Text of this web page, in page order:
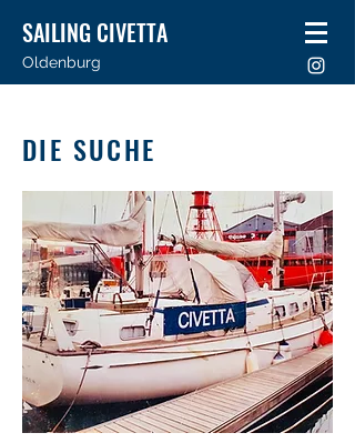
SAILING CIVETTA
Oldenburg
DIE SUCHE